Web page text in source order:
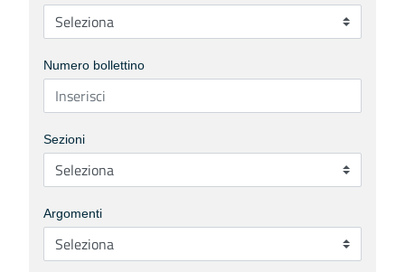
Numero bollettino
Sezioni
Argomenti